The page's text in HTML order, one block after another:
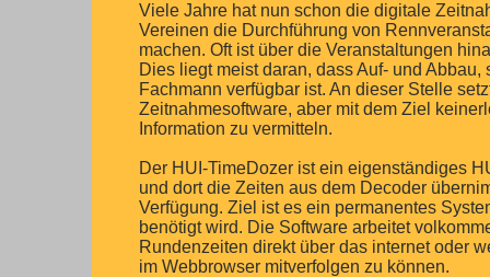
Viele Jahre hat nun schon die digitale
Vereinen die Durchführung von
machen. Oft ist über die Veranstaltungen
Dies liegt meist daran, dass Auf- und
Fachmann verfügbar ist. An dieser Stelle
Zeitnahmesoftware, aber mit dem Ziel
Information zu vermitteln.
Der HUI-TimeDozer ist ein eigenständiges
und dort die Zeiten aus dem Decoder
Verfügung. Ziel ist es ein permanentes
benötigt wird. Die Software arbeitet
Rundenzeiten direkt über das internet oder
im Webbrowser mitverfolgen zu können.